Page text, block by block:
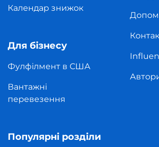
Календар знижок
Для бізнесу
Фулфілмент в США
Вантажні
перевезення
Популярні розділи